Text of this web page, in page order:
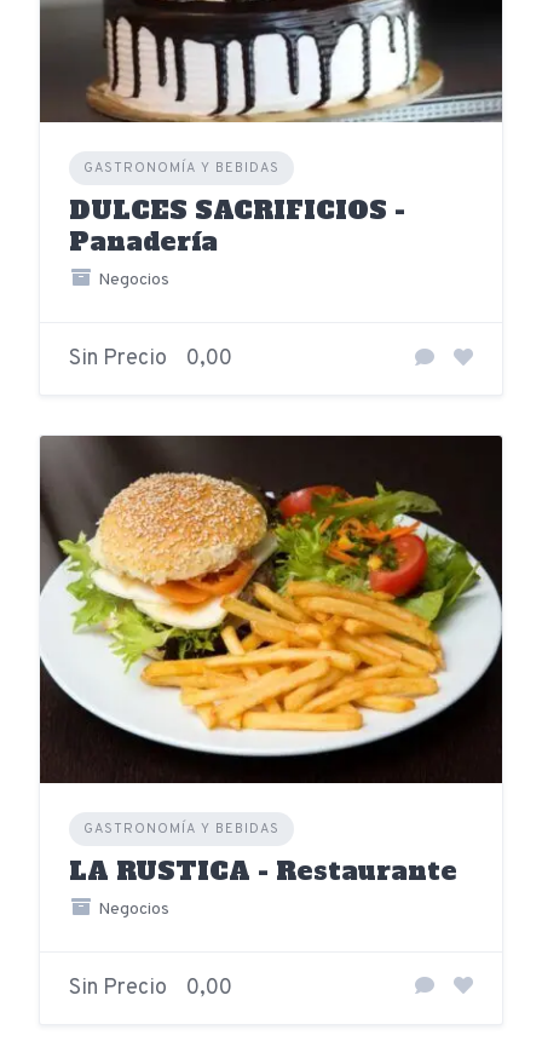
GASTRONOMÍA Y BEBIDAS
DULCES SACRIFICIOS -
Panadería
Negocios
Sin Precio 0,00
GASTRONOMÍA Y BEBIDAS
LA RUSTICA - Restaurante
Negocios
Sin Precio 0,00